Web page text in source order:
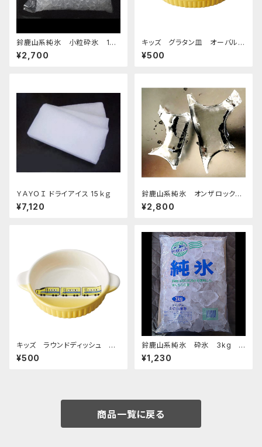
鈴鹿山系純氷 小粒砕氷 14k
g
¥2,700
キッズ グラタン皿 オーバルデ
ィッシュ 超特急イエロー
¥500
ＹＡＹＯＩ ドライアイス 15ｋｇ
¥7,120
鈴鹿山系純氷 オンザロック
原料 1.5kg 9袋
¥2,800
キッズ ラウンドディッシュ 超
特急イエロー
¥500
鈴鹿山系純氷 砕氷 3kg
おすすめ
¥1,230
商品一覧に戻る